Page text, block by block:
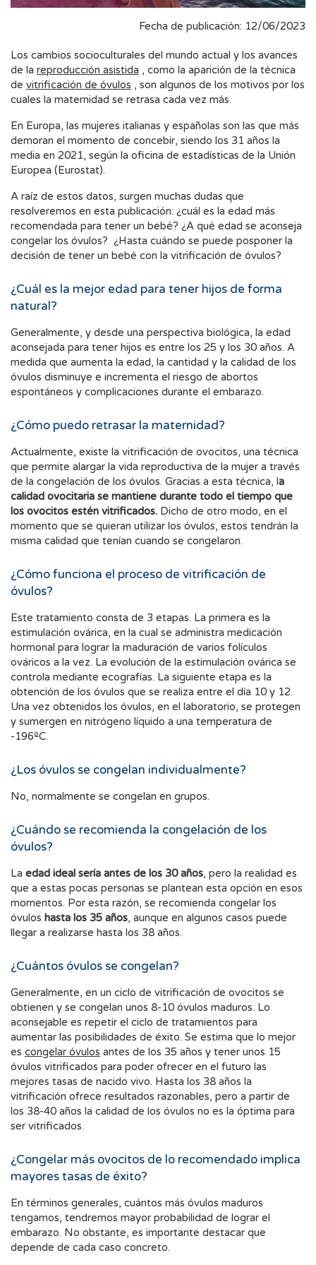
Fecha de publicación: 12/06/2023
Los cambios socioculturales del mundo actual y los avances
de la reproducción asistida , como la aparición de la técnica
de vitrificación de óvulos , son algunos de los motivos por los
cuales la maternidad se retrasa cada vez más.
En Europa, las mujeres italianas y españolas son las que más
demoran el momento de concebir, siendo los 31 años la
media en 2021, según la oficina de estadísticas de la Unión
Europea (Eurostat).
A raíz de estos datos, surgen muchas dudas que
resolveremos en esta publicación: ¿cuál es la edad más
recomendada para tener un bebé? ¿A qué edad se aconseja
congelar los óvulos? ¿Hasta cuándo se puede posponer la
decisión de tener un bebé con la vitrificación de óvulos?
¿Cuál es la mejor edad para tener hijos de forma
natural?
Generalmente, y desde una perspectiva biológica, la edad
aconsejada para tener hijos es entre los 25 y los 30 años. A
medida que aumenta la edad, la cantidad y la calidad de los
óvulos disminuye e incrementa el riesgo de abortos
espontáneos y complicaciones durante el embarazo.
¿Cómo puedo retrasar la maternidad?
Actualmente, existe la vitrificación de ovocitos, una técnica
que permite alargar la vida reproductiva de la mujer a través
de la congelación de los óvulos. Gracias a esta técnica, la
calidad ovocitaria se mantiene durante todo el tiempo que
los ovocitos estén vitrificados. Dicho de otro modo, en el
momento que se quieran utilizar los óvulos, estos tendrán la
misma calidad que tenían cuando se congelaron.
¿Cómo funciona el proceso de vitrificación de
óvulos?
Este tratamiento consta de 3 etapas. La primera es la
estimulación ovárica, en la cual se administra medicación
hormonal para lograr la maduración de varios folículos
ováricos a la vez. La evolución de la estimulación ovárica se
controla mediante ecografías. La siguiente etapa es la
obtención de los óvulos que se realiza entre el día 10 y 12.
Una vez obtenidos los óvulos, en el laboratorio, se protegen
y sumergen en nitrógeno líquido a una temperatura de
-196ºC.
¿Los óvulos se congelan individualmente?
No, normalmente se congelan en grupos.
¿Cuándo se recomienda la congelación de los
óvulos?
La edad ideal sería antes de los 30 años, pero la realidad es
que a estas pocas personas se plantean esta opción en esos
momentos. Por esta razón, se recomienda congelar los
óvulos hasta los 35 años, aunque en algunos casos puede
llegar a realizarse hasta los 38 años.
¿Cuántos óvulos se congelan?
Generalmente, en un ciclo de vitrificación de ovocitos se
obtienen y se congelan unos 8-10 óvulos maduros. Lo
aconsejable es repetir el ciclo de tratamientos para
aumentar las posibilidades de éxito. Se estima que lo mejor
es congelar óvulos
óvulos vitrificados para poder ofrecer en el futuro las
mejores tasas de nacido vivo. Hasta los 38 años la
vitrificación ofrece resultados razonables, pero a partir de
los 38-40 años la calidad de los óvulos no es la óptima para
ser vitrificados.
¿Congelar más ovocitos de lo recomendado implica
mayores tasas de éxito?
En términos generales, cuántos más óvulos maduros
tengamos, tendremos mayor probabilidad de lograr el
embarazo. No obstante, es importante destacar que
depende de cada caso concreto.